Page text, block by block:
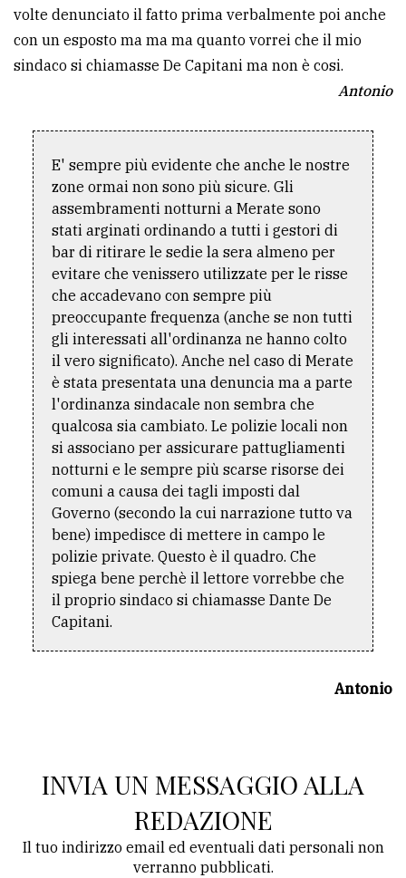
tua
pubblicità
Cerca
per
comune
Ricerca
avanzata
LE
ALTRE
TESTATE
PRIVACY
Privacy
policy
Cookie
policy
volte denunciato il fatto prima verbalmente poi anche
con un esposto ma ma ma quanto vorrei che il mio
sindaco si chiamasse De Capitani ma non è cosi.
Antonio
E' sempre più evidente che anche le nostre
zone ormai non sono più sicure. Gli
assembramenti notturni a Merate sono
stati arginati ordinando a tutti i gestori di
bar di ritirare le sedie la sera almeno per
evitare che venissero utilizzate per le risse
che accadevano con sempre più
preoccupante frequenza (anche se non tutti
gli interessati all'ordinanza ne hanno colto
il vero significato). Anche nel caso di Merate
è stata presentata una denuncia ma a parte
l'ordinanza sindacale non sembra che
qualcosa sia cambiato. Le polizie locali non
si associano per assicurare pattugliamenti
notturni e le sempre più scarse risorse dei
comuni a causa dei tagli imposti dal
Governo (secondo la cui narrazione tutto va
bene) impedisce di mettere in campo le
polizie private. Questo è il quadro. Che
spiega bene perchè il lettore vorrebbe che
il proprio sindaco si chiamasse Dante De
Capitani.
Antonio
INVIA UN MESSAGGIO ALLA
REDAZIONE
Il tuo indirizzo email ed eventuali dati personali non
verranno pubblicati.